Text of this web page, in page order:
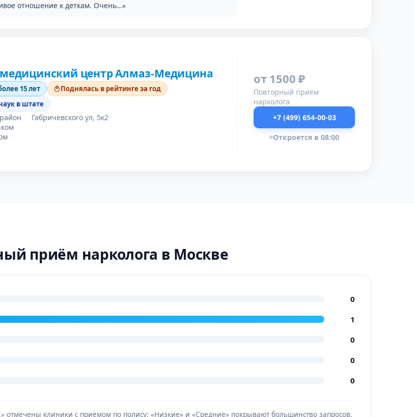
отношение к деткам. Очень…»
центр Алмаз-Медицина
15 лет
Поднялась в рейтинге за год
в штате
·
Габричевского ул, 5к2
от 1500 ₽
Повторный приём
нарколога
+7 (499) 654-00-03
Откроется в 08:00
приём нарколога в Москве
0
1
0
0
0
отмечены клиники с приёмом по полису; «Низкие» и «Средние» покрывают большинство запросов,